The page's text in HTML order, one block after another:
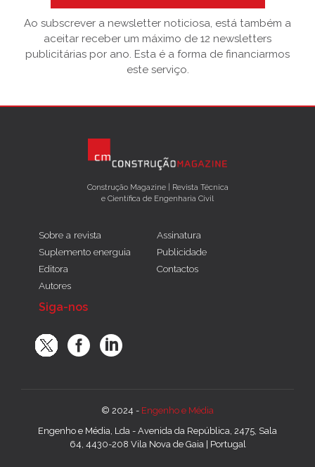
Ao subscrever a newsletter noticiosa, está também a
aceitar receber um máximo de 12 newsletters
publicitárias por ano. Esta é a forma de financiarmos
este serviço.
Construção Magazine | Revista Técnica
e Científica de Engenharia Civil
Sobre a revista
Suplemento energuia
Editora
Autores
Assinatura
Publicidade
Contactos
Siga-nos
© 2024 - Engenho e Média
Engenho e Média, Lda - Avenida da República, 2475, Sala
64, 4430-208 Vila Nova de Gaia | Portugal